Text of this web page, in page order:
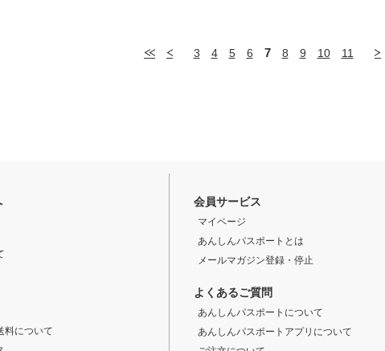
3 4 5 6 7 8 9 10 11
料について
会員サービス
マイページ
あんしんパスポートとは
メールマガジン登録・停止
よくあるご質問
あんしんパスポートについて
あんしんパスポートアプリについて